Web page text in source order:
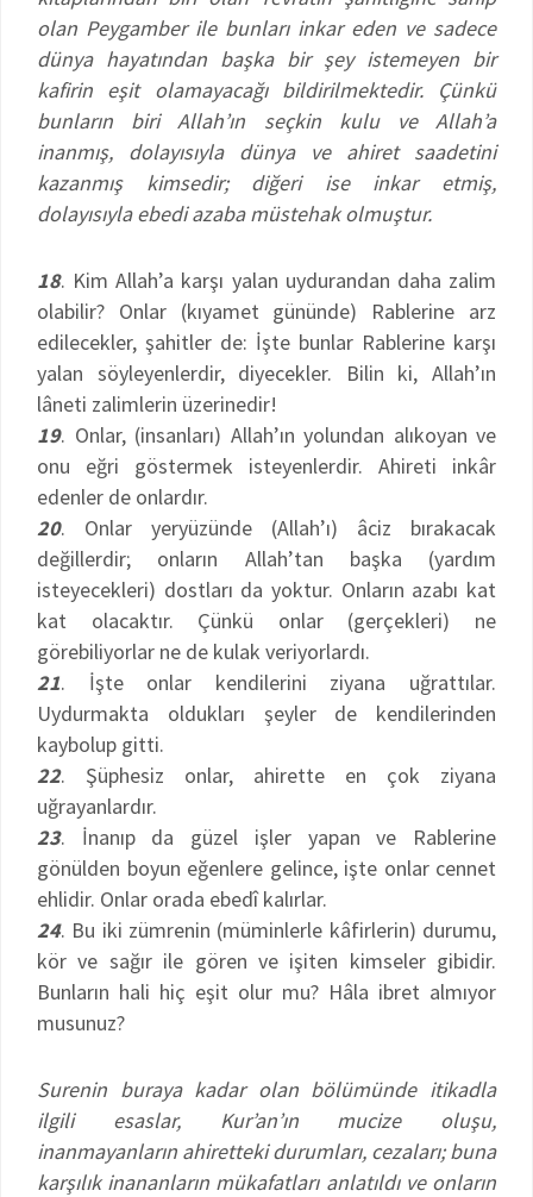
olan Peygamber ile bunları inkar eden ve sadece
dünya hayatından başka bir şey istemeyen bir
kafirin eşit olamayacağı bildirilmektedir. Çünkü
bunların biri Allah’ın seçkin kulu ve Allah’a
inanmış, dolayısıyla dünya ve ahiret saadetini
kazanmış kimsedir; diğeri ise inkar etmiş,
dolayısıyla ebedi azaba müstehak olmuştur.
18. Kim Allah’a karşı yalan uydurandan daha zalim
olabilir? Onlar (kıyamet gününde) Rablerine arz
edilecekler, şahitler de: İşte bunlar Rablerine karşı
yalan söyleyenlerdir, diyecekler. Bilin ki, Allah’ın
lâneti zalimlerin üzerinedir!
19. Onlar, (insanları) Allah’ın yolundan alıkoyan ve
onu eğri göstermek isteyenlerdir. Ahireti inkâr
edenler de onlardır.
20. Onlar yeryüzünde (Allah’ı) âciz bırakacak
değillerdir; onların Allah’tan başka (yardım
isteyecekleri) dostları da yoktur. Onların azabı kat
kat olacaktır. Çünkü onlar (gerçekleri) ne
görebiliyorlar ne de kulak veriyorlardı.
21. İşte onlar kendilerini ziyana uğrattılar.
Uydurmakta oldukları şeyler de kendilerinden
kaybolup gitti.
22. Şüphesiz onlar, ahirette en çok ziyana
uğrayanlardır.
23. İnanıp da güzel işler yapan ve Rablerine
gönülden boyun eğenlere gelince, işte onlar cennet
ehlidir. Onlar orada ebedî kalırlar.
24. Bu iki zümrenin (müminlerle kâfirlerin) durumu,
kör ve sağır ile gören ve işiten kimseler gibidir.
Bunların hali hiç eşit olur mu? Hâla ibret almıyor
musunuz?
Surenin buraya kadar olan bölümünde itikadla
ilgili esaslar, Kur’an’ın mucize oluşu,
inanmayanların ahiretteki durumları, cezaları; buna
karşılık inananların mükafatları anlatıldı ve onların